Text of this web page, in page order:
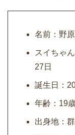
名前：野
スイちゃ
27日
誕生日：
年齢：19
出身地：